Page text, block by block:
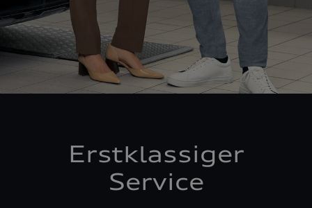
Erstklassiger
Service